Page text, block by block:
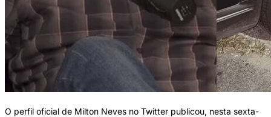
O perfil oficial de Milton Neves no Twitter publicou, nesta sexta-